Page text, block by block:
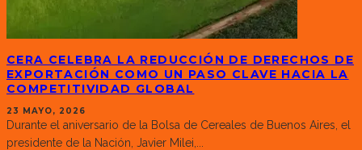
CERA CELEBRA LA REDUCCIÓN DE DERECHOS DE
EXPORTACIÓN COMO UN PASO CLAVE HACIA LA
COMPETITIVIDAD GLOBAL
23 MAYO, 2026
Durante el aniversario de la Bolsa de Cereales de Buenos Aires, el
presidente de la Nación, Javier Milei,